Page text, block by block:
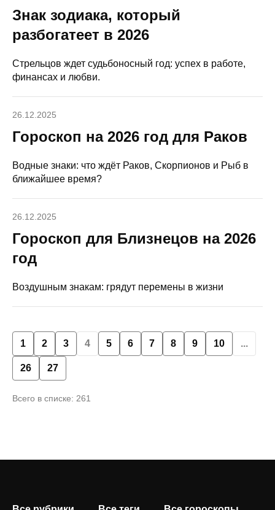
Знак зодиака, который
разбогатеет в 2026
Стрельцов ждет судьбоносный год: успех в работе,
финансах и любви.
26.12.2025
Гороскоп на 2026 год для Раков
Водные знаки: что ждёт Раков, Скорпионов и Рыб в
ближайшее время?
26.12.2025
Гороскоп для Близнецов на 2026
год
Воздушным знакам: грядут перемены в жизни
1 2 3 4 5 6 7 8 9 10 ...
26 27
Всего в списке: 261